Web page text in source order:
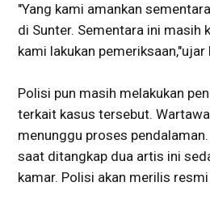
"Yang kami amankan
di Sunter. Sementara ini masih
kami lakukan pemeriksaan,"ujar
Polisi pun masih melakukan
terkait kasus tersebut.
menunggu proses
saat ditangkap dua artis ini
kamar. Polisi akan merilis